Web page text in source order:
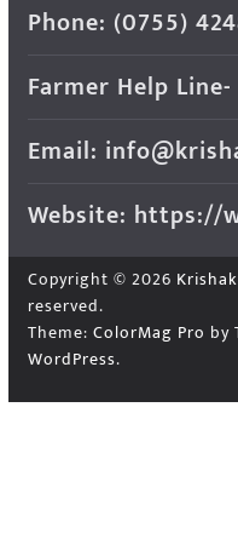
Phone: (0755)
Farmer Help
Email:
Website: https://
Copyright © 2026
reserved.
Theme: ColorMag Pro by
WordPress.